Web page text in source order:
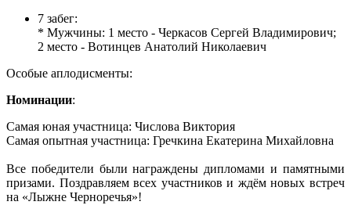
7 забег:
* Мужчины: 1 место - Черкасов Сергей Владимирович;
2 место - Вотинцев Анатолий Николаевич
Особые аплодисменты:
Номинации:
Самая юная участница: Числова Виктория
Самая опытная участница: Гречкина Екатерина Михайловна
Все победители были награждены дипломами и памятными
призами. Поздравляем всех участников и ждём новых встреч
на «Лыжне Черноречья»!